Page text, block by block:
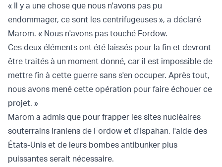
« Il y a une chose que nous n'avons pas pu
endommager, ce sont les centrifugeuses », a déclaré
Marom. « Nous n'avons pas touché Fordow.
Ces deux éléments ont été laissés pour la fin et devront
être traités à un moment donné, car il est impossible de
mettre fin à cette guerre sans s'en occuper. Après tout,
nous avons mené cette opération pour faire échouer ce
projet. »
Marom a admis que pour frapper les sites nucléaires
souterrains iraniens de Fordow et d'Ispahan, l'aide des
États-Unis et de leurs bombes antibunker plus
puissantes serait nécessaire.